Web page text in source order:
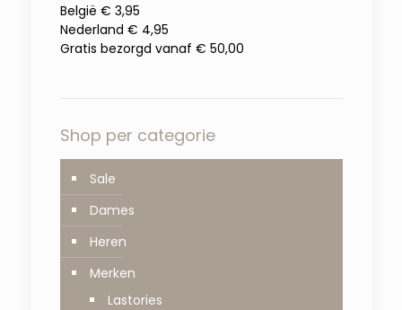
België € 3,95
Nederland € 4,95
Gratis bezorgd vanaf € 50,00
Shop per categorie
Sale
Dames
Heren
Merken
Lastories